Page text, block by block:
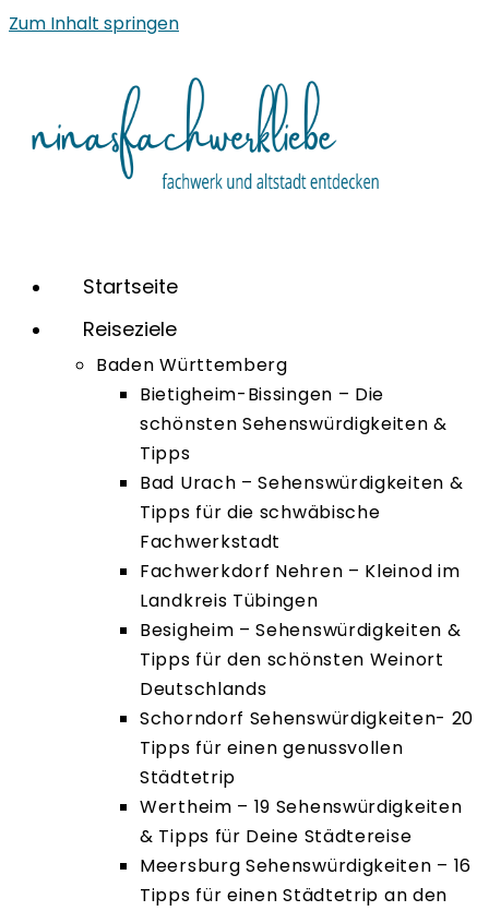
Zum Inhalt springen
Startseite
Reiseziele
Baden Württemberg
Bietigheim-Bissingen – Die
schönsten Sehenswürdigkeiten &
Tipps
Bad Urach – Sehenswürdigkeiten &
Tipps für die schwäbische
Fachwerkstadt
Fachwerkdorf Nehren – Kleinod im
Landkreis Tübingen
Besigheim – Sehenswürdigkeiten &
Tipps für den schönsten Weinort
Deutschlands
Schorndorf Sehenswürdigkeiten- 20
Tipps für einen genussvollen
Städtetrip
Wertheim – 19 Sehenswürdigkeiten
& Tipps für Deine Städtereise
Meersburg Sehenswürdigkeiten – 16
Tipps für einen Städtetrip an den